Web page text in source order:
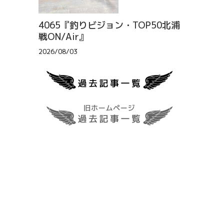
4065『釣りビジョン・TOP50北浦
戦ON/Air』
2026/08/03